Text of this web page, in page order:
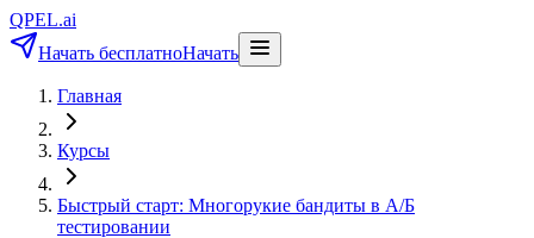
QPEL.ai
Начать бесплатноНачать
Главная
Курсы
Быстрый старт: Многорукие бандиты в A/Б
тестировании